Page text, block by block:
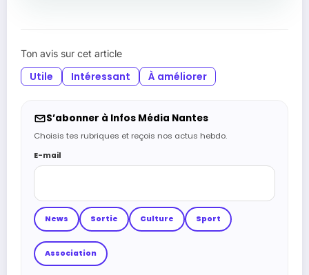
Ton avis sur cet article
Utile Intéressant À améliorer
S’abonner à Infos Média Nantes
Choisis tes rubriques et reçois nos actus hebdo.
E-mail
News Sortie Culture Sport
Association